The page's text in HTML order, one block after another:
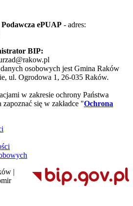
ePUAP - adres:
BIP:
osobowych jest Gmina Raków
ul. Ogrodowa 1, 26-035 Raków.
w zakresie ochrony Państwa
się w zakładce "Ochrona
|